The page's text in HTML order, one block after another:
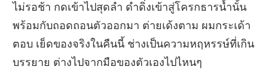
ไม่รอช้า กดเข้าไปสุดลำ ดำดิ่งเข้าสู่โครกธารน้ำนั้น
พร้อมกับถอดถอนตัวออกมา ต่ายเด้งตาม ผมกระเด้า
ตอบ เย็ดของจริงในคืนนี้ ช่างเป็นความหฤหรรษ์ที่เกิน
บรรยาย ต่างไปจากมือของตัวเองไปไหนๆ